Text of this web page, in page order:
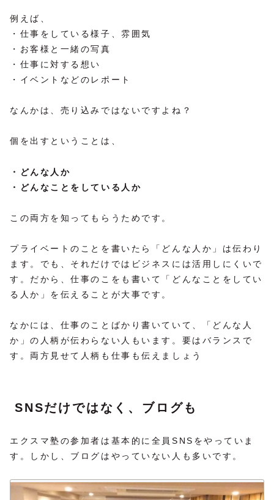
例えば、
・仕事をしている様子、雰囲気
・お客様と一緒の写真
・仕事に対する想い
・イベントなどのレポート
なんかは、売り込みではないですよね？
個を出すということは、
・どんな人か
・どんなことをしている人か
この両方を知ってもらうためです。
プライベートのことを書いたら「どんな人か」は伝わり
ます。でも、それだけではビジネスには活用しにくいで
す。だから、仕事のこをも書いて「どんなことをしてい
る人か」を伝えることが大事です。
なかには、仕事のことばかり書いていて、「どんな人
か」の人柄が伝わらない人もいます。要はバランスで
す。両方見せて人柄も仕事も伝えましょう
SNSだけではなく、ブログも
エクスマ塾の参加者は基本的に全員SNSをやっていま
す。しかし、ブログはやっていない人も多いです。